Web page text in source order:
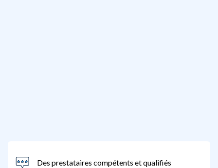
Des prestataires compétents et qualifiés